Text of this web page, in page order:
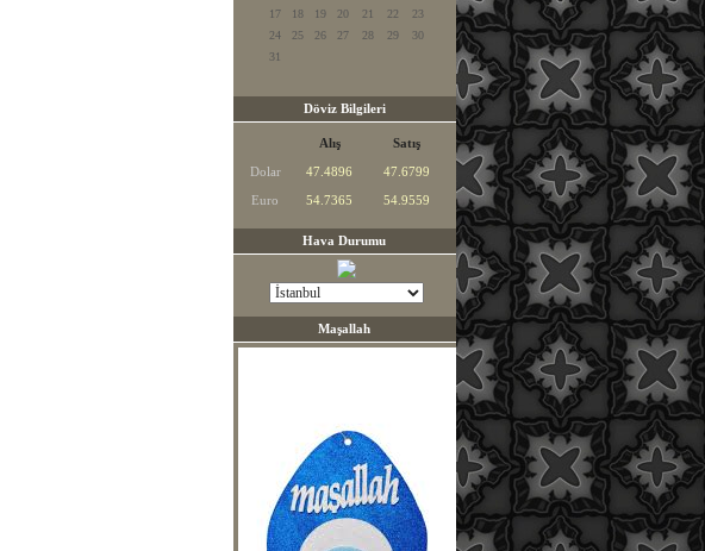
17
18 19 20 21 22
23
24
25 26 27 28 29
30
31
Döviz Bilgileri
Alış
Satış
Dolar
47.4896
47.6799
Euro
54.7365 54.9559
Hava Durumu
Maşallah